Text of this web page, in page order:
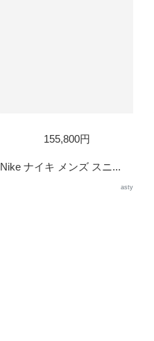
155,800円
Nike ナイキ メンズ スニ...
asty